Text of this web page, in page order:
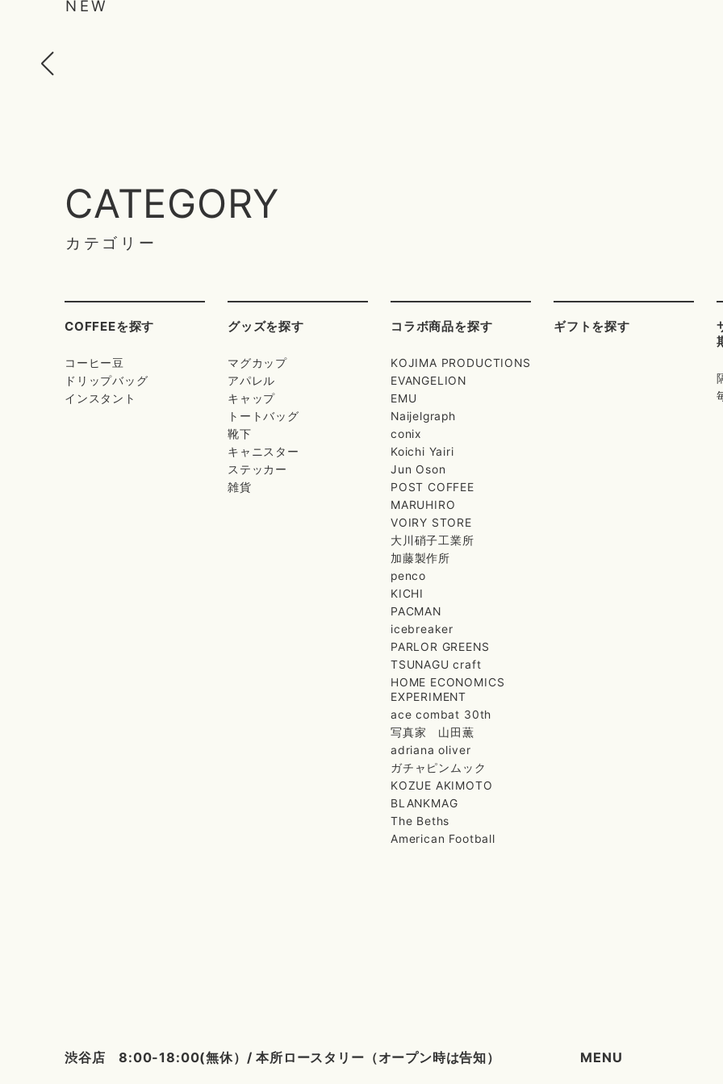
NEW
CATEGORY
カテゴリー
COFFEEを探す
コーヒー豆
ドリップバッグ
インスタント
グッズを探す
マグカップ
アパレル
キャップ
トートバッグ
靴下
キャニスター
ステッカー
雑貨
コラボ商品を探す
KOJIMA PRODUCTIONS
EVANGELION
EMU
Naijelgraph
conix
Koichi Yairi
Jun Oson
POST COFFEE
MARUHIRO
VOIRY STORE
大川硝子工業所
加藤製作所
penco
KICHI
PACMAN
icebreaker
PARLOR GREENS
TSUNAGU craft
HOME ECONOMICS
EXPERIMENT
ace combat 30th
写真家 山田薫
adriana oliver
ガチャピンムック
KOZUE AKIMOTO
BLANKMAG
The Beths
American Football
ギフトを探す
渋谷店 8:00-18:00(無休）/ 本所ロースタリー（オープン時は告知） MENU